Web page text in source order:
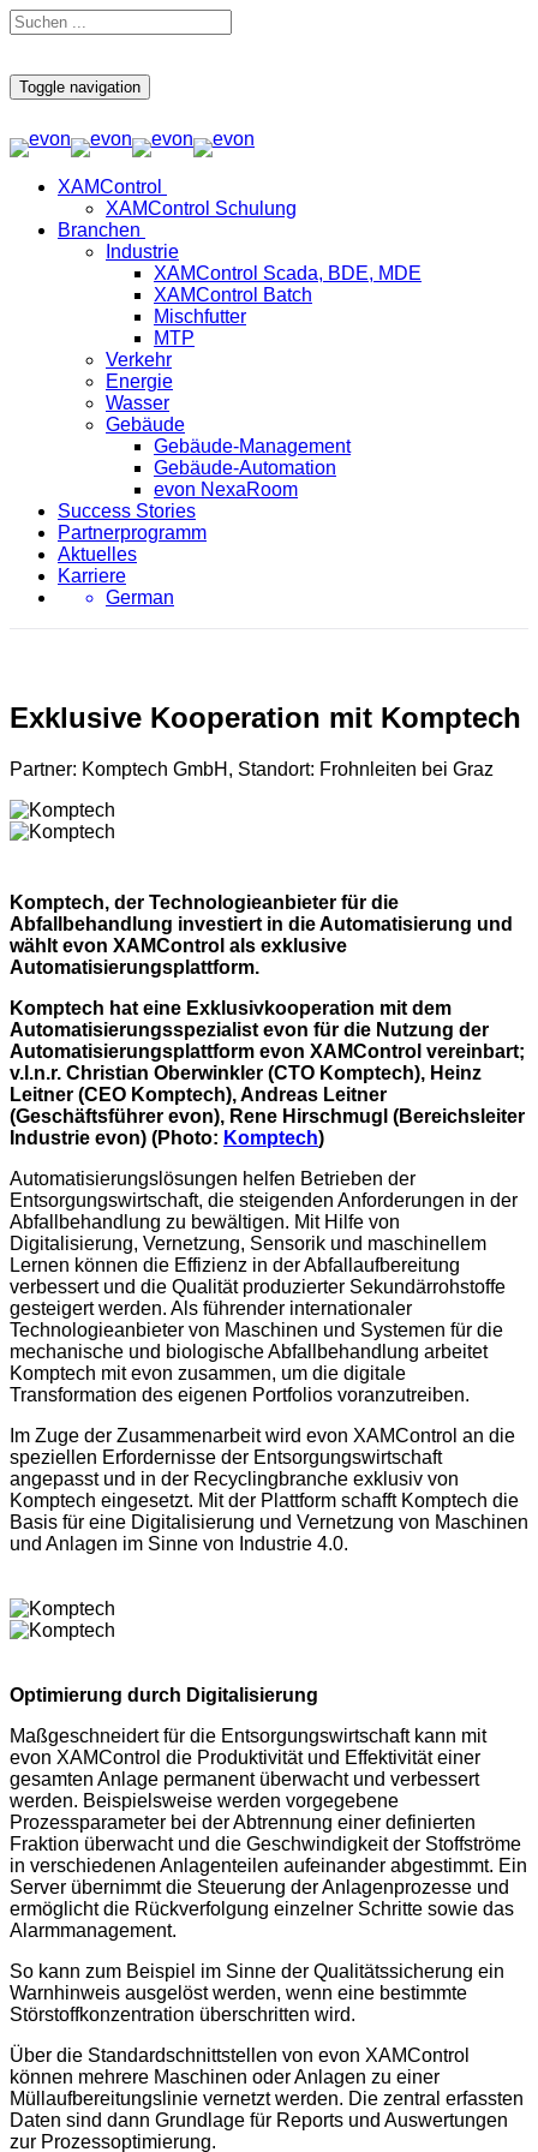
Toggle navigation
XAMControl
XAMControl Schulung
Branchen
Industrie
XAMControl Scada, BDE, MDE
XAMControl Batch
Mischfutter
MTP
Verkehr
Energie
Wasser
Gebäude
Gebäude-Management
Gebäude-Automation
evon NexaRoom
Success Stories
Partnerprogramm
Aktuelles
Karriere
German
Exklusive Kooperation mit Komptech
Partner: Komptech GmbH, Standort: Frohnleiten bei Graz
Komptech, der Technologieanbieter für die
Abfallbehandlung investiert in die Automatisierung und
wählt evon XAMControl als exklusive
Automatisierungsplattform.
Komptech hat eine Exklusivkooperation mit dem
Automatisierungsspezialist evon für die Nutzung der
Automatisierungsplattform evon XAMControl vereinbart;
v.l.n.r. Christian Oberwinkler (CTO Komptech), Heinz
Leitner (CEO Komptech), Andreas Leitner
(Geschäftsführer evon), Rene Hirschmugl (Bereichsleiter
Industrie evon) (Photo: Komptech)
Automatisierungslösungen helfen Betrieben der
Entsorgungswirtschaft, die steigenden Anforderungen in der
Abfallbehandlung zu bewältigen. Mit Hilfe von
Digitalisierung, Vernetzung, Sensorik und maschinellem
Lernen können die Effizienz in der Abfallaufbereitung
verbessert und die Qualität produzierter Sekundärrohstoffe
gesteigert werden. Als führender internationaler
Technologieanbieter von Maschinen und Systemen für die
mechanische und biologische Abfallbehandlung arbeitet
Komptech mit evon zusammen, um die digitale
Transformation des eigenen Portfolios voranzutreiben.
Im Zuge der Zusammenarbeit wird evon XAMControl an die
speziellen Erfordernisse der Entsorgungswirtschaft
angepasst und in der Recyclingbranche exklusiv von
Komptech eingesetzt. Mit der Plattform schafft Komptech die
Basis für eine Digitalisierung und Vernetzung von Maschinen
und Anlagen im Sinne von Industrie 4.0.
Optimierung durch Digitalisierung
Maßgeschneidert für die Entsorgungswirtschaft kann mit
evon XAMControl die Produktivität und Effektivität einer
gesamten Anlage permanent überwacht und verbessert
werden. Beispielsweise werden vorgegebene
Prozessparameter bei der Abtrennung einer definierten
Fraktion überwacht und die Geschwindigkeit der Stoffströme
in verschiedenen Anlagenteilen aufeinander abgestimmt. Ein
Server übernimmt die Steuerung der Anlagenprozesse und
ermöglicht die Rückverfolgung einzelner Schritte sowie das
Alarmmanagement.
So kann zum Beispiel im Sinne der Qualitätssicherung ein
Warnhinweis ausgelöst werden, wenn eine bestimmte
Störstoffkonzentration überschritten wird.
Über die Standardschnittstellen von evon XAMControl
können mehrere Maschinen oder Anlagen zu einer
Müllaufbereitungslinie vernetzt werden. Die zentral erfassten
Daten sind dann Grundlage für Reports und Auswertungen
zur Prozessoptimierung.